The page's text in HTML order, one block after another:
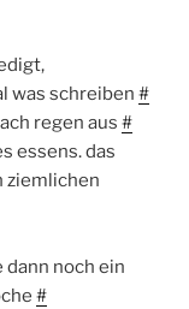
was schreiben #
regen aus #
essens. das
ziemlichen
noch ein
#